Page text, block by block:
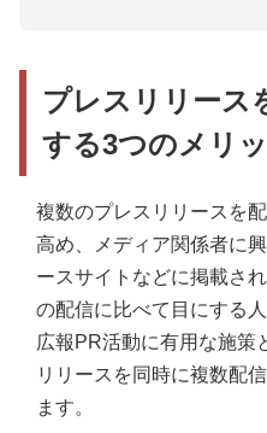
プレスリリース
する3つのメリ
複数のプレスリリースを
高め、メディア関係者に
ースサイトなどに掲載さ
の配信に比べて目にする
広報PR活動に有用な施策
リリースを同時に複数配
ます。